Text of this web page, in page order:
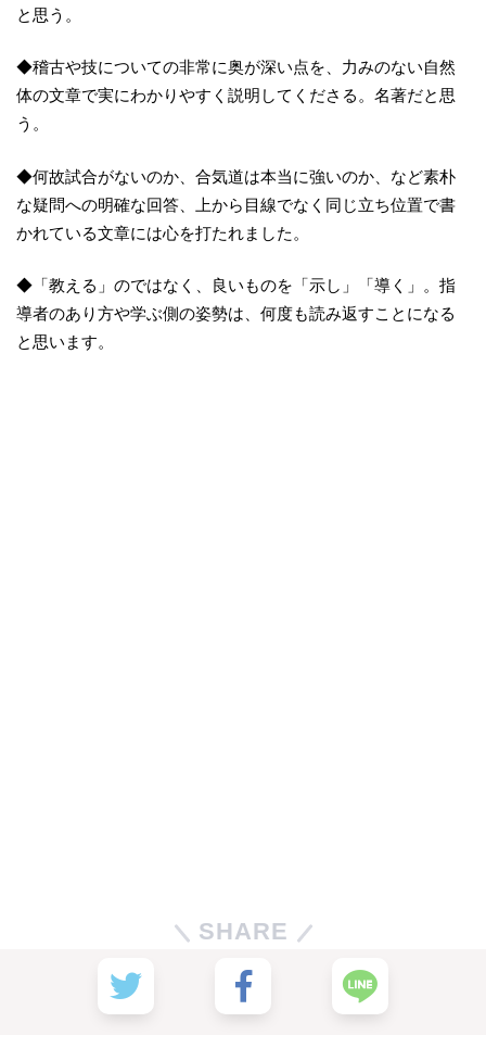
と思う。
◆稽古や技についての非常に奥が深い点を、力みのない自然
体の文章で実にわかりやすく説明してくださる。名著だと思
う。
◆何故試合がないのか、合気道は本当に強いのか、など素朴
な疑問への明確な回答、上から目線でなく同じ立ち位置で書
かれている文章には心を打たれました。
◆「教える」のではなく、良いものを「示し」「導く」。指
導者のあり方や学ぶ側の姿勢は、何度も読み返すことになる
と思います。
SHARE